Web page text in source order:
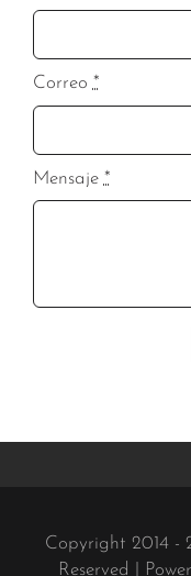
Correo*
Mensaje *
Copyright 2014 -
Reserved |